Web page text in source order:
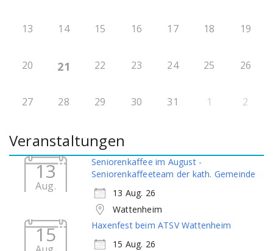
13 14 15 16 17 18 19
20 21 22 23 24 25 26
27 28 29 30 31 1 2
Veranstaltungen
13
Aug.
Seniorenkaffee im August -
Seniorenkaffeeteam der kath. Gemeinde
13 Aug. 26
Wattenheim
15
Haxenfest beim ATSV Wattenheim
15 Aug. 26